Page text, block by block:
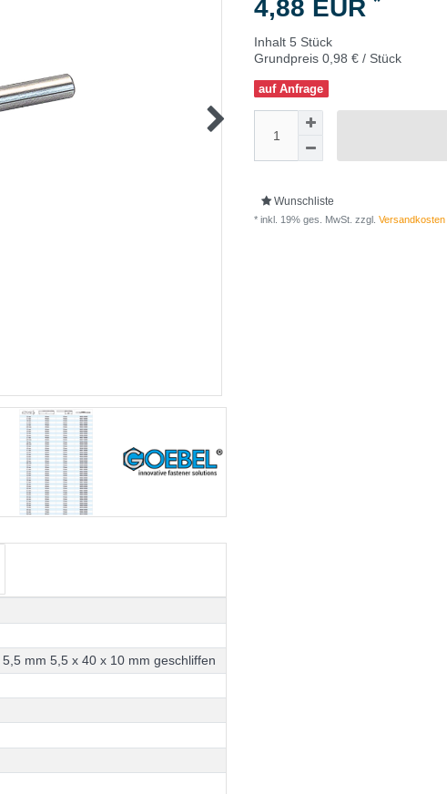
4,88 EUR
Inhalt 5 Stück
Grundpreis 0,98 € / Stück
auf Anfrage
Wunschliste
* inkl. 19% ges. MwSt. zzgl. Versandkosten
5,5 mm 5,5 x 40 x 10 mm geschliffen